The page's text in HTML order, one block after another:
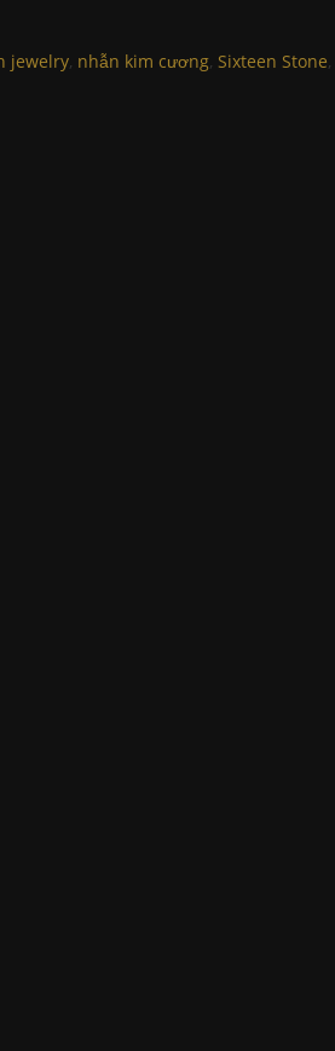
jewelry, nhẫn kim cương, Sixteen Stone,